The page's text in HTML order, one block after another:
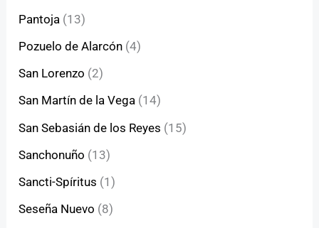
Pantoja (13)
Pozuelo de Alarcón (4)
San Lorenzo (2)
San Martín de la Vega (14)
San Sebasián de los Reyes (15)
Sanchonuño (13)
Sancti-Spíritus (1)
Seseña Nuevo (8)